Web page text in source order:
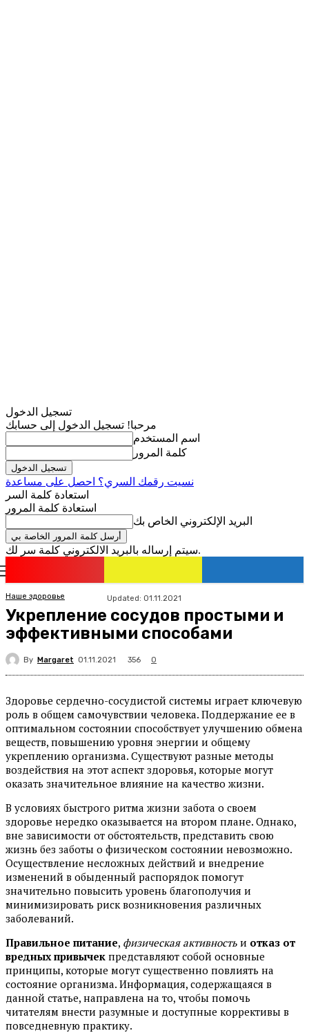
تسجيل الدخول
مرحبا! تسجيل الدخول إلى حسابك
اسم المستخدم
كلمة المرور
نسيت رقمك السري؟ احصل على مساعدة
استعادة كلمة السر
استعادة كلمة المرور
البريد الإلكتروني الخاص بك
سيتم إرساله بالبريد الالكتروني كلمة سر لك.
Наше здоровье Updated: 01.11.2021
Укрепление сосудов простыми и
эффективными способами
By Margaret 01.11.2021 356 0
Здоровье сердечно-сосудистой системы играет ключевую
роль в общем самочувствии человека. Поддержание ее в
оптимальном состоянии способствует улучшению обмена
веществ, повышению уровня энергии и общему
укреплению организма. Существуют разные методы
воздействия на этот аспект здоровья, которые могут
оказать значительное влияние на качество жизни.
В условиях быстрого ритма жизни забота о своем
здоровье нередко оказывается на втором плане. Однако,
вне зависимости от обстоятельств, представить свою
жизнь без заботы о физическом состоянии невозможно.
Осуществление несложных действий и внедрение
изменений в обыденный распорядок помогут
значительно повысить уровень благополучия и
минимизировать риск возникновения различных
заболеваний.
Правильное питание, физическая активность и отказ от
вредных привычек представляют собой основные
принципы, которые могут существенно повлиять на
состояние организма. Информация, содержащаяся в
данной статье, направлена на то, чтобы помочь
читателям внести разумные и доступные коррективы в
повседневную практику.